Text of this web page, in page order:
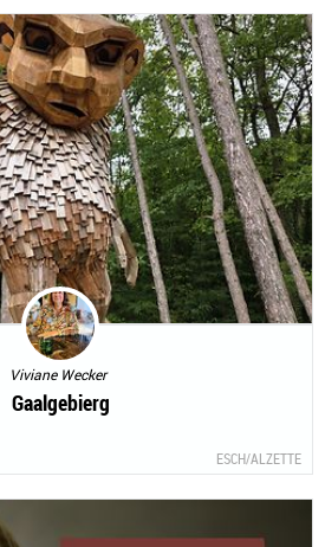
Viviane Wecker
Gaalgebierg
ESCH/ALZETTE